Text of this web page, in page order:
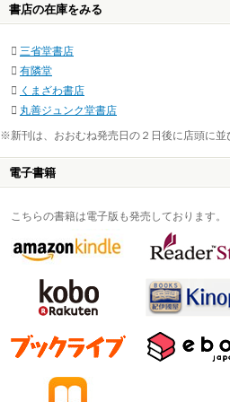
書店の在庫をみる
三省堂書店
有隣堂
くまざわ書店
丸善ジュンク堂書店
※新刊は、おおむね発売日の２日後に店頭に並
電子書籍
こちらの書籍は電子版も発売しております。